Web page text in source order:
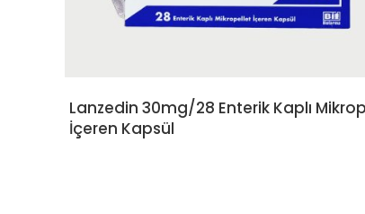
Lanzedin 30mg/28 Enterik Kaplı
İçeren Kapsül